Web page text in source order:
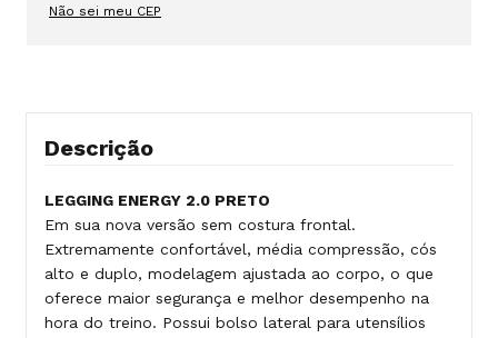
Não sei meu CEP
Descrição
LEGGING ENERGY 2.0 PRETO
Em sua nova versão sem costura frontal.
Extremamente confortável, média compressão, cós
alto e duplo, modelagem ajustada ao corpo, o que
oferece maior segurança e melhor desempenho na
hora do treino. Possui bolso lateral para utensílios